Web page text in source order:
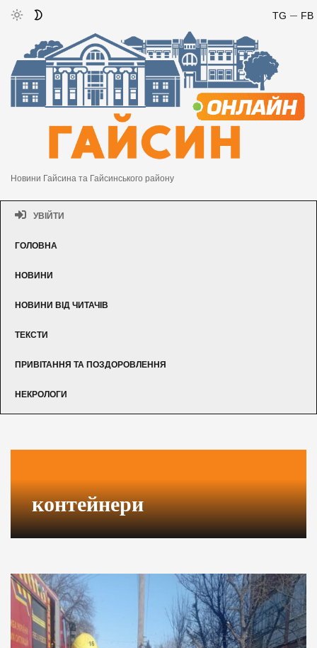
FB
TG
Новини Гайсина та Гайсинського району
УВІЙТИ
ГОЛОВНА
НОВИНИ
НОВИНИ ВІД ЧИТАЧІВ
ТЕКСТИ
ПРИВІТАННЯ ТА ПОЗДОРОВЛЕННЯ
НЕКРОЛОГИ
контейнери